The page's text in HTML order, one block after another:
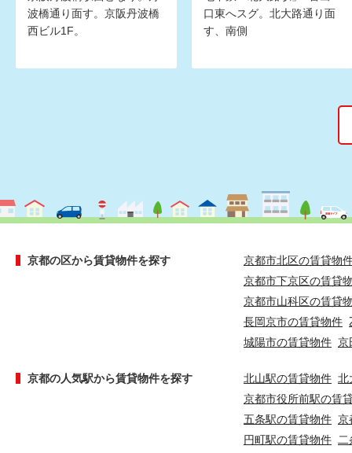
波橋通り面す。京阪丹波橋
西ビル1F。
口東へスグ。北大路通り面
す、南側
京都の区から賃貸物件を探す
京都市北区の賃貸物
京都市下京区の賃貸
京都市山科区の賃貸
長岡京市の賃貸物件
城陽市の賃貸物件 京
京都の人気駅から賃貸物件を探す 北山駅の賃貸物件 北
京都市役所前駅の賃
五条駅の賃貸物件 京
円町駅の賃貸物件